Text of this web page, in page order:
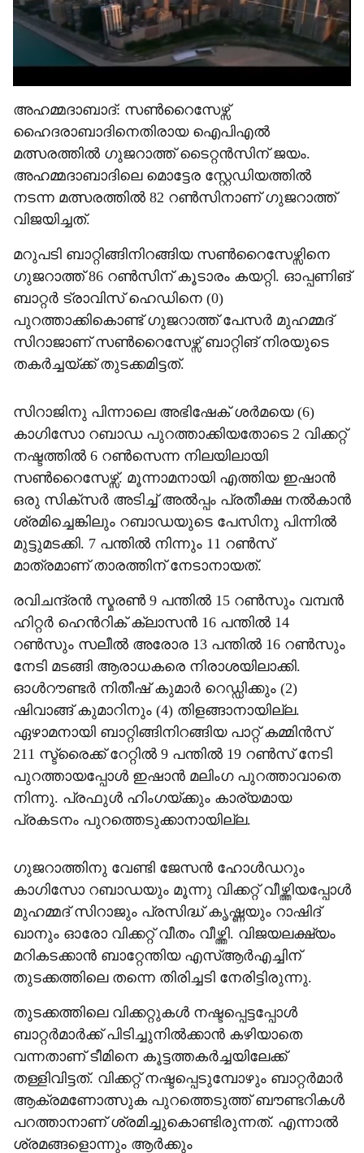
അഹമ്മദാബാദ്: സൺറൈസേഴ്സ്
ഹൈദരാബാദിനെതിരായ ഐപിഎൽ
മത്സരത്തിൽ ഗുജറാത്ത് ടൈറ്റൻസിന് ജയം.
അഹമ്മദാബാദിലെ മൊട്ടേര സ്റ്റേഡിയത്തിൽ
നടന്ന മത്സരത്തിൽ 82 റൺസിനാണ് ഗുജറാത്ത്
വിജയിച്ചത്.
മറുപടി ബാറ്റിങ്ങിനിറങ്ങിയ സൺ‌റൈസേഴ്സിനെ
ഗുജറാത്ത് 86 റൺസിന് കൂടാരം കയറ്റി. ഓപ്പണിങ്
ബാറ്റർ ട്രാവിസ് ഹെഡിനെ (0)
പുറത്താക്കികൊണ്ട് ഗുജറാത്ത് പേസർ മുഹമ്മദ്
സിറാജാണ് സൺറൈസേഴ്സ് ബാറ്റിങ് നിരയുടെ
തകർച്ചയ്ക്ക് തുടക്കമിട്ടത്.
സിറാജിനു പിന്നാലെ അഭിഷേക് ശർമയെ (6)
കാഗിസോ റബാഡ പുറത്താക്കിയതോടെ 2 വിക്കറ്റ്
നഷ്ടത്തിൽ 6 റൺസെന്ന നിലയിലായി
സൺറൈസേഴ്സ്. മൂന്നാമനായി എത്തിയ ഇഷാൻ
ഒരു സിക്സർ അടിച്ച് അൽപ്പം പ്രതീക്ഷ നൽകാൻ
ശ്രമിച്ചെങ്കിലും റബാഡയുടെ പേസിനു പിന്നിൽ
മുട്ടുമടക്കി. 7 പന്തിൽ നിന്നും 11 റൺസ്
മാത്രമാണ് താരത്തിന് നേടാനായത്.
രവിചന്ദ്രൻ സ്മരൺ 9 പന്തിൽ 15 റൺസും വമ്പൻ
ഹിറ്റർ ഹെൻറിക് ക്ലാസൻ 16 പന്തിൽ 14
റൺസും സലീൽ അരോര 13 പന്തിൽ 16 റൺസും
നേടി മടങ്ങി ആരാധകരെ നിരാശയിലാക്കി.
ഓൾറൗണ്ടർ നിതീഷ് കുമാർ റെഡ്ഡിക്കും (2)
ഷിവാങ്ങ് കുമാറിനും (4) തിളങ്ങാനായില്ല.
ഏഴാമനായി ബാറ്റിങ്ങിനിറങ്ങിയ പാറ്റ് കമ്മിൻസ്
211 സ്ട്രൈക്ക് റേറ്റിൽ 9 പന്തിൽ 19 റൺസ് നേടി
പുറത്തായപ്പോൾ ഇഷാൻ മലിംഗ പുറത്താവാതെ
നിന്നു. പ്രഫുൾ ഹിംഗയ്ക്കും കാര‍്യമായ
പ്രകടനം പുറത്തെടുക്കാനായില്ല.
ഗുജറാത്തിനു വേണ്ടി ജേസൻ ഹോൾഡറും
കാഗിസോ റബാഡയും മൂന്നു വിക്കറ്റ് വീഴ്ത്തിയപ്പോൾ
മുഹമ്മദ് സിറാജും പ്രസിദ്ധ് കൃഷ്ണയും റാഷിദ്
ഖാനും ഓരോ വിക്കറ്റ് വീതം വീഴ്ത്തി. വിജയലക്ഷ‍്യം
മറികടക്കാൻ ബാറ്റേന്തിയ എസ്ആർഎച്ചിന്
തുടക്കത്തിലെ തന്നെ തിരിച്ചടി നേരിട്ടിരുന്നു.
തുടക്കത്തിലെ വിക്കറ്റുകൾ നഷ്ടപ്പെട്ടപ്പോൾ
ബാറ്റർമാർക്ക് പിടിച്ചുനിൽക്കാൻ കഴിയാതെ
വന്നതാണ് ടീമിനെ കൂട്ടത്തകർച്ചയിലേക്ക്
തള്ളിവിട്ടത്. വിക്കറ്റ് നഷ്ടപ്പെടുമ്പോഴും ബാറ്റർമാർ
ആക്രമണോത്സുക പുറത്തെടുത്ത് ബൗണ്ടറികൾ
പറത്താനാണ് ശ്രമിച്ചുകൊണ്ടിരുന്നത്. എന്നാൽ
ശ്രമങ്ങളൊന്നും ആർക്കും